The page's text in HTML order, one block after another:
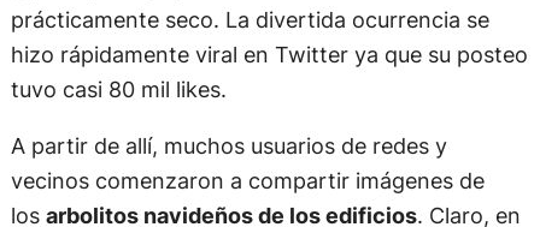
prácticamente seco. La divertida ocurrencia se
hizo rápidamente viral en Twitter ya que su posteo
tuvo casi 80 mil likes.
A partir de allí, muchos usuarios de redes y
vecinos comenzaron a compartir imágenes de
los arbolitos navideños de los edificios. Claro, en